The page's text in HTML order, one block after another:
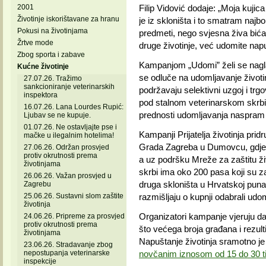
2001
Životinje iskorištavane za hranu
Pokusi na životinjama
Žrtve mode
Zbog sporta i zabave
Kućne životinje
27.07.26. Tražimo
sankcioniranje veterinarskih
inspektora
16.07.26. Lana Lourdes Rupić:
Ljubav se ne kupuje.
01.07.26. Ne ostavljajte pse i
mačke u ilegalnim hotelima!
27.06.26. Održan prosvjed
protiv okrutnosti prema
životinjama
26.06.26. Važan prosvjed u
Zagrebu
25.06.26. Sustavni slom zaštite
životinja
24.06.26. Pripreme za prosvjed
protiv okrutnosti prema
životinjama
23.06.26. Stradavanje zbog
nepostupanja veterinarske
inspekcije
Filip Vidović dodaje: „Moja
je iz skloništa i to smatram
predmeti, nego svjesna živa
druge životinje, već udomite
Kampanjom „Udomi” želi se
se odluče na udomljavanje
podržavaju selektivni uzgoj i
pod stalnom veterinarskom
prednosti udomljavanja
Kampanji Prijatelja životinja
Grada Zagreba u Dumovcu,
a uz podršku Mreže za zaštitu
skrbi ima oko 200 pasa koji su
druga skloništa u Hrvatskoj
razmišljaju o kupnji odabrali
Organizatori kampanje vjeruju
što većega broja građana i
Napuštanje životinja sramotno
novčanim iznosom od 15 do 30